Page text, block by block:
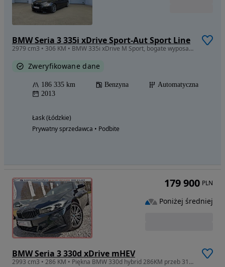
BMW Seria 3 335i xDrive Sport-Aut Sport Line
2979 cm3 • 306 KM • BMW 335i xDrive M Sport, bogate wyposażenie, bardzo zadbany egzemplarz
Zweryfikowane dane
186 335 km Benzyna
Automatyczna
2013
Łask (Łódzkie)
Prywatny sprzedawca • Podbite
BMW Seria 3 330d xDrive mHEV
2993 cm3 • 286 KM • Piękna BMW 330d hybrid 286KM przeb 31tyś VAT23% 1ROK GWARANCJI !!
179 900 PLN
Poniżej średniej